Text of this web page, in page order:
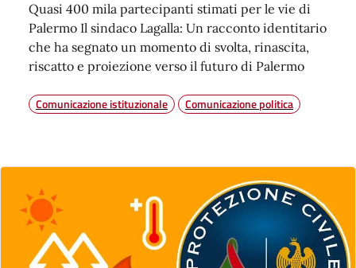
Quasi 400 mila partecipanti stimati per le vie di
Palermo Il sindaco Lagalla: Un racconto identitario
che ha segnato un momento di svolta, rinascita,
riscatto e proiezione verso il futuro di Palermo
Comunicazione istituzionale Comunicazione politica